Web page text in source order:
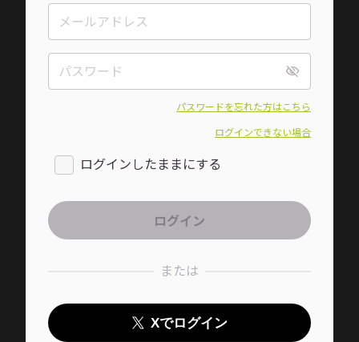
パスワードを忘れた方はこちら
ログインできない場合
ログインしたままにする
または
Xでログイン